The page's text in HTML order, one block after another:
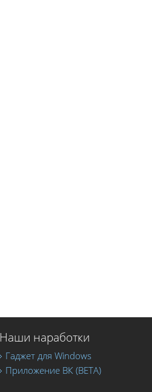
Наши наработки
Гаджет для Windows
Приложение ВК (BETA)